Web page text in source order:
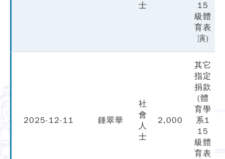
士
15
級體
育表
演)
2025-12-11 鍾翠華
社
會
人
士
2,000
其它
指定
捐款
(體
育學
系1
15
級體
育表